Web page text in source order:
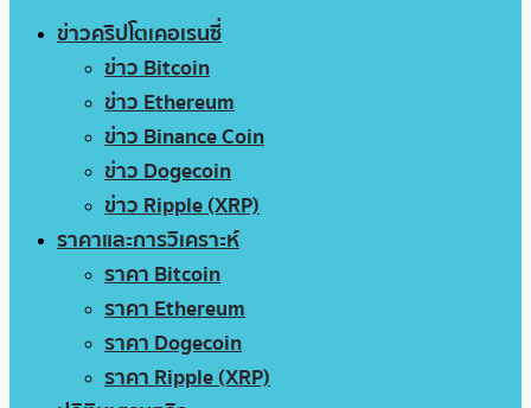
ข่าวคริปโตเคอเรนซี่
ข่าว Bitcoin
ข่าว Ethereum
ข่าว Binance Coin
ข่าว Dogecoin
ข่าว Ripple (XRP)
ราคาและการวิเคราะห์
ราคา Bitcoin
ราคา Ethereum
ราคา Dogecoin
ราคา Ripple (XRP)